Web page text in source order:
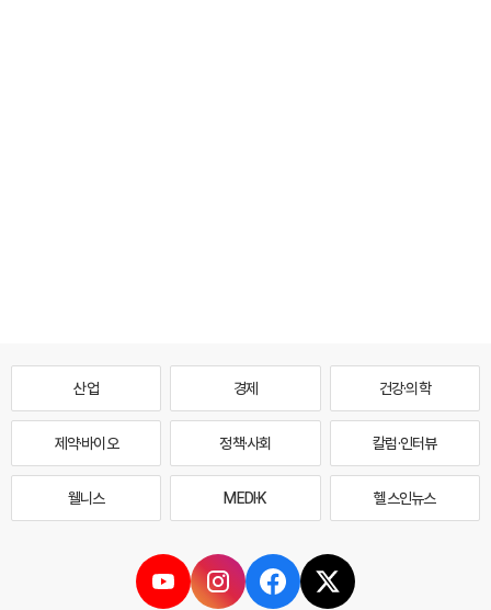
산업 경제 건강·의학
제약·바이오 정책·사회 칼럼·인터뷰
웰니스 MEDI·K 헬스인뉴스